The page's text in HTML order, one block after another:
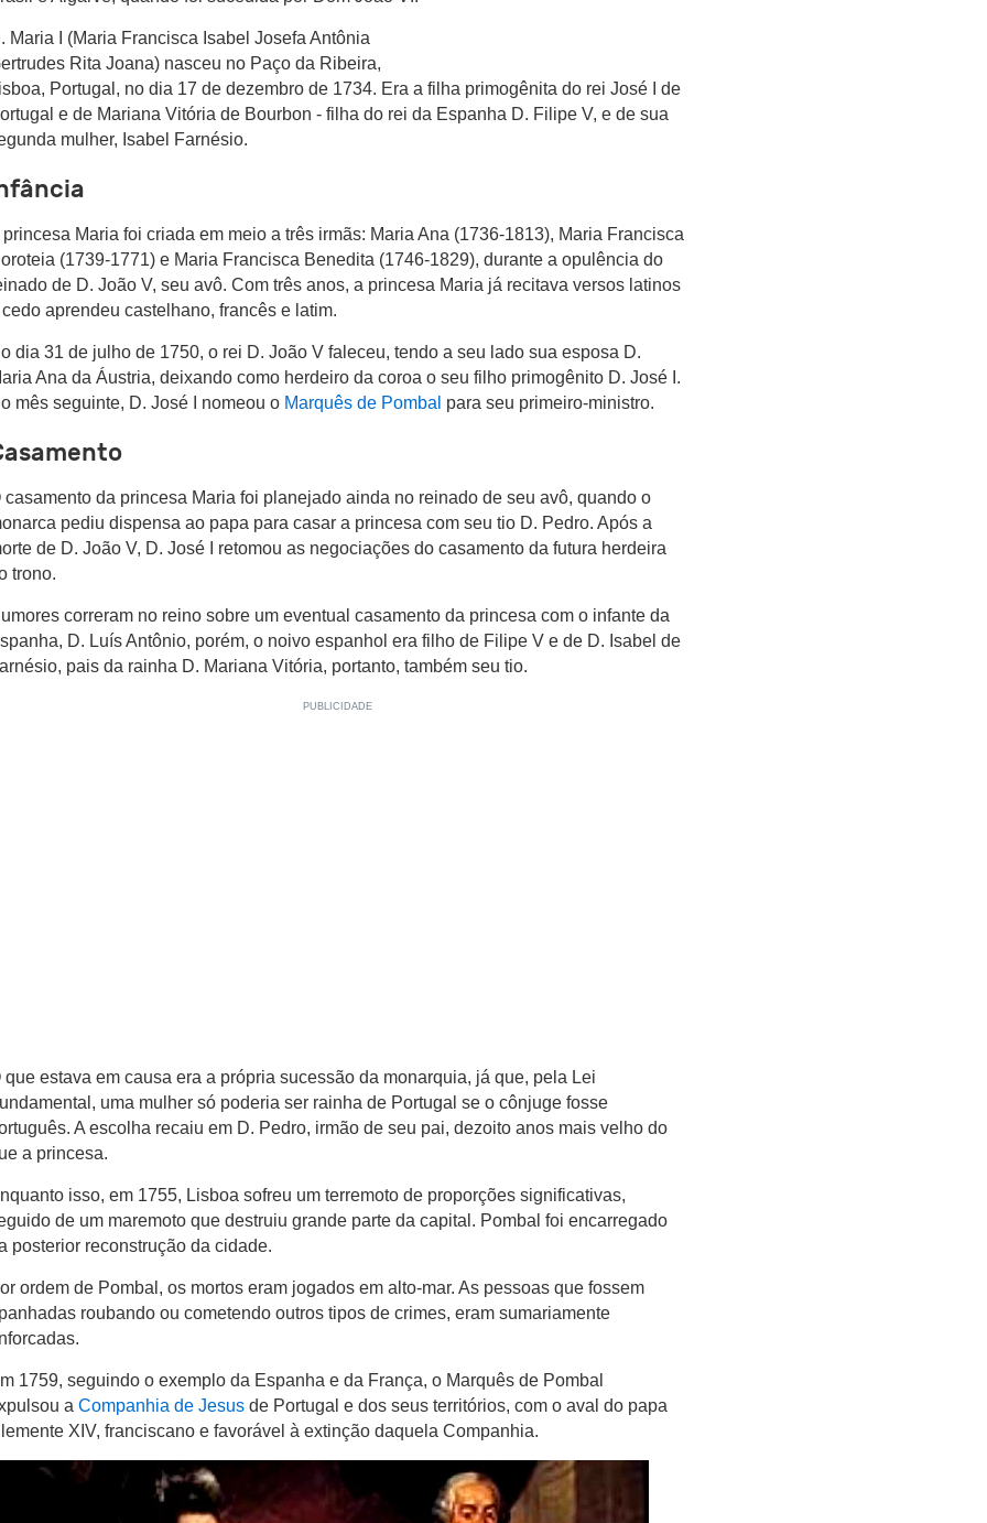
Maria I (Maria Francisca Isabel Josefa Antônia
Rita Joana) nasceu no Paço da Ribeira,
Portugal, no dia 17 de dezembro de 1734. Era a filha primogênita do rei José I de
e de Mariana Vitória de Bourbon - filha do rei da Espanha D. Filipe V, e de sua
mulher, Isabel Farnésio.
princesa Maria foi criada em meio a três irmãs: Maria Ana (1736-1813), Maria Francisca
(1739-1771) e Maria Francisca Benedita (1746-1829), durante a opulência do
de D. João V, seu avô. Com três anos, a princesa Maria já recitava versos latinos
aprendeu castelhano, francês e latim.
dia 31 de julho de 1750, o rei D. João V faleceu, tendo a seu lado sua esposa D.
Ana da Áustria, deixando como herdeiro da coroa o seu filho primogênito D. José I.
mês seguinte, D. José I nomeou o Marquês de Pombal para seu primeiro-ministro.
casamento da princesa Maria foi planejado ainda no reinado de seu avô, quando o
pediu dispensa ao papa para casar a princesa com seu tio D. Pedro. Após a
de D. João V, D. José I retomou as negociações do casamento da futura herdeira
trono.
correram no reino sobre um eventual casamento da princesa com o infante da
D. Luís Antônio, porém, o noivo espanhol era filho de Filipe V e de D. Isabel de
pais da rainha D. Mariana Vitória, portanto, também seu tio.
que estava em causa era a própria sucessão da monarquia, já que, pela Lei
uma mulher só poderia ser rainha de Portugal se o cônjuge fosse
A escolha recaiu em D. Pedro, irmão de seu pai, dezoito anos mais velho do
a princesa.
isso, em 1755, Lisboa sofreu um terremoto de proporções significativas,
de um maremoto que destruiu grande parte da capital. Pombal foi encarregado
posterior reconstrução da cidade.
ordem de Pombal, os mortos eram jogados em alto-mar. As pessoas que fossem
roubando ou cometendo outros tipos de crimes, eram sumariamente
1759, seguindo o exemplo da Espanha e da França, o Marquês de Pombal
a Companhia de Jesus de Portugal e dos seus territórios, com o aval do papa
XIV, franciscano e favorável à extinção daquela Companhia.